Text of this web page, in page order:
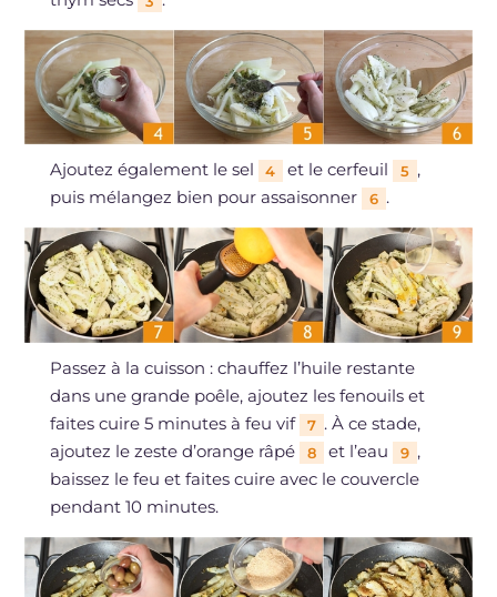
Ajoutez également le sel 4 et le cerfeuil 5 ,
puis mélangez bien pour assaisonner
6 .
Passez à la cuisson : chauffez l’huile restante
dans une grande poêle, ajoutez les fenouils et
faites cuire 5 minutes à feu vif
7 . À ce stade,
ajoutez le zeste d’orange râpé
8 et l’eau 9 ,
baissez le feu et faites cuire avec le couvercle
pendant 10 minutes.